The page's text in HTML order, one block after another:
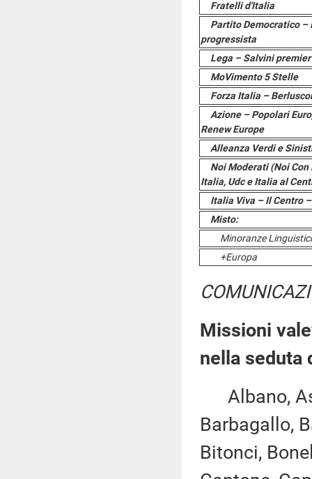
Fratelli d'Italia
Partito Democratico –
progressista
Lega – Salvini premier
MoVimento 5 Stelle
Forza Italia –
Azione – Popolari
Renew Europe
Alleanza Verdi e
Noi Moderati (Noi Con
Italia, Udc e Italia al
Italia Viva – Il Centro
Misto:
Minoranze
+Europa
Missioni
nella seduta
Albano,
Barbagallo,
Bitonci,